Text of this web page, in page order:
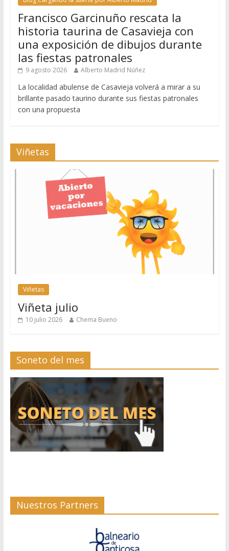
Francisco Garcinuño rescata la
historia taurina de Casavieja con
una exposición de dibujos durante
las fiestas patronales
9 agosto 2026 Alberto Madrid Núñez
La localidad abulense de Casavieja volverá a mirar a su
brillante pasado taurino durante sus fiestas patronales
con una propuesta
Viñetas
Viñetas
Viñeta julio
10 julio 2026 Chema Bueno
Soneto del mes
Nuestros Partners